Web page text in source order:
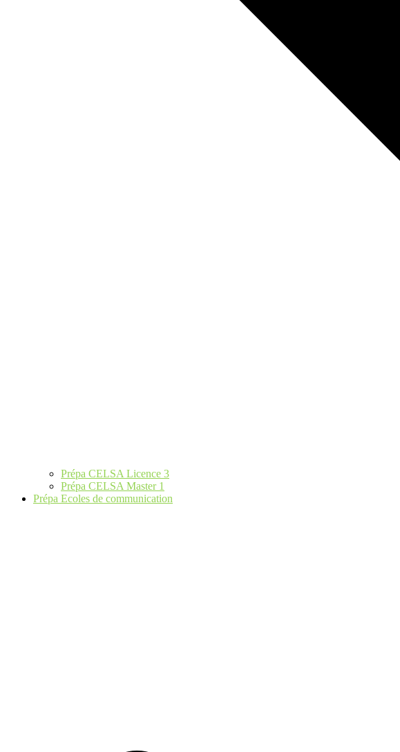
Prépa CELSA Licence 3
Prépa CELSA Master 1
Prépa Ecoles de communication